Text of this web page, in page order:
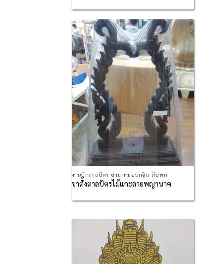
Add to
Wishlist
งานปักตาลปัตร-ย่าม-หมอนกฐิน-สัปทน
ขาตั้งตาลปัตรไม้แกะลายพญานาค